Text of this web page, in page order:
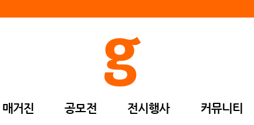
매거진 공모전 전시행사 커뮤니티